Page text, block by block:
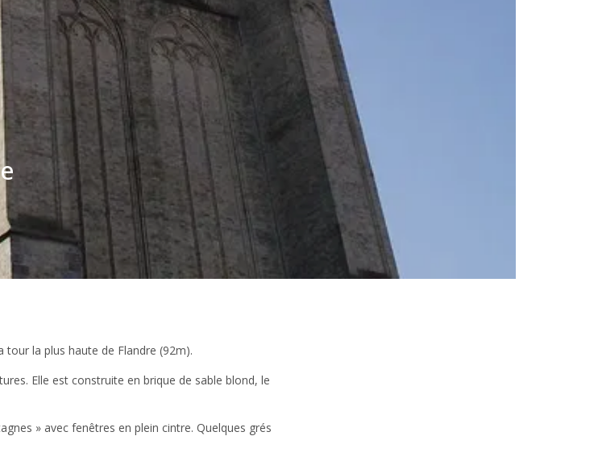
tour la plus haute de Flandre (92m).
Elle est construite en brique de sable blond, le
» avec fenêtres en plein cintre. Quelques grés